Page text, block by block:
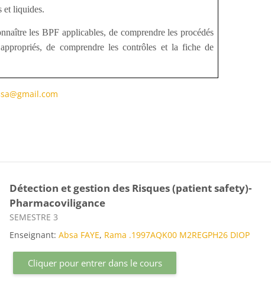
et liquides.
les BPF applicables, de comprendre les procédés
de comprendre les contrôles et la fiche de
Détection et gestion des Risques (patient safety)-
Pharmacoviligance
Catégorie de cours
SEMESTRE 3
Enseignant:Absa FAYE, Rama .1997AQK00 M2REGPH26 DIOP
Cliquer pour entrer dans le cours